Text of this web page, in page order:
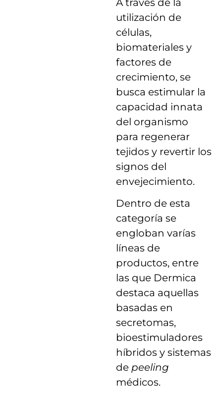
A través de la
utilización de
células,
biomateriales y
factores de
crecimiento, se
busca estimular la
capacidad innata
del organismo
para regenerar
tejidos y revertir los
signos del
envejecimiento.
Dentro de esta
categoría se
engloban varías
líneas de
productos, entre
las que Dermica
destaca aquellas
basadas en
secretomas,
bioestimuladores
híbridos y sistemas
de peeling
médicos.